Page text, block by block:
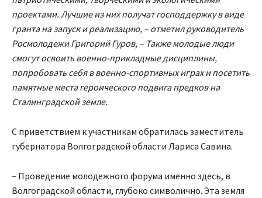
проектами. Лучшие из них получат господдержку в виде
гранта на запуск и реализацию, – отметил руководитель
Росмолодежи Григорий Гуров, – Также молодые люди
смогут освоить военно-прикладные дисциплины,
попробовать себя в военно-спортивных играх и посетить
памятные места героического подвига предков на
Сталинградской земле.
С приветствием к участникам обратилась заместитель
губернатора Волгоградской области Лариса Савина.
– Проведение молодежного форума именно здесь, в
Волгоградской области, глубоко символично. Эта земля